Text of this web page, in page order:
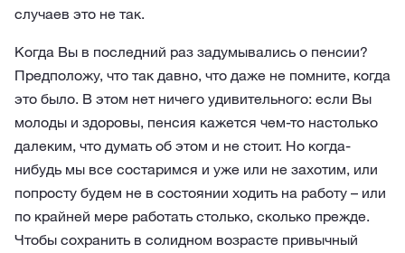
случаев это не так.
Когда Вы в последний раз задумывались о пенсии?
Предположу, что так давно, что даже не помните, когда
это было. В этом нет ничего удивительного: если Вы
молоды и здоровы, пенсия кажется чем-то настолько
далеким, что думать об этом и не стоит. Но когда-
нибудь мы все состаримся и уже или не захотим, или
попросту будем не в состоянии ходить на работу – или
по крайней мере работать столько, сколько прежде.
Чтобы сохранить в солидном возрасте привычный